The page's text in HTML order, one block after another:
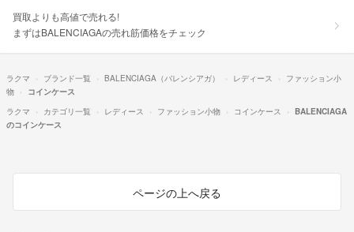
買取よりも高値で売れる!
まずはBALENCIAGAの売れ筋価格をチェック
ラクマ ブランド一覧 BALENCIAGA（バレンシアガ） レディース
ファッション小
物
コインケース
ラクマ
カテゴリ一覧 レディース ファッション小物 コインケース
BALENCIAGA
のコインケース
ページの上へ戻る